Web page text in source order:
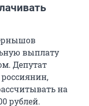
выплату
Депутат
на
рублей.